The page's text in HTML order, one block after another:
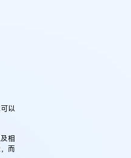
以
相
而